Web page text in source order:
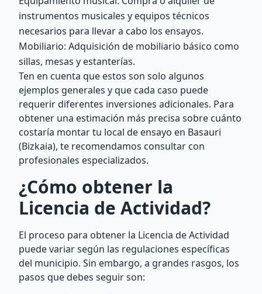
instrumentos musicales y equipos técnicos
necesarios para llevar a cabo los ensayos.
Mobiliario: Adquisición de mobiliario básico como
sillas, mesas y estanterías.
Ten en cuenta que estos son solo algunos
ejemplos generales y que cada caso puede
requerir diferentes inversiones adicionales. Para
obtener una estimación más precisa sobre cuánto
costaría montar tu local de ensayo en Basauri
(Bizkaia), te recomendamos consultar con
profesionales especializados.
¿Cómo obtener la
Licencia de Actividad?
El proceso para obtener la Licencia de Actividad
puede variar según las regulaciones específicas
del municipio. Sin embargo, a grandes rasgos, los
pasos que debes seguir son: